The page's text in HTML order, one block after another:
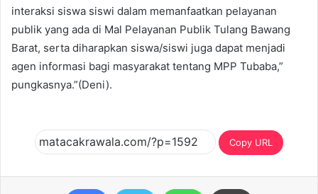
interaksi siswa siswi dalam memanfaatkan pelayanan
publik yang ada di Mal Pelayanan Publik Tulang Bawang
Barat, serta diharapkan siswa/siswi juga dapat menjadi
agen informasi bagi masyarakat tentang MPP Tubaba,”
pungkasnya.”(Deni).
Copy URL